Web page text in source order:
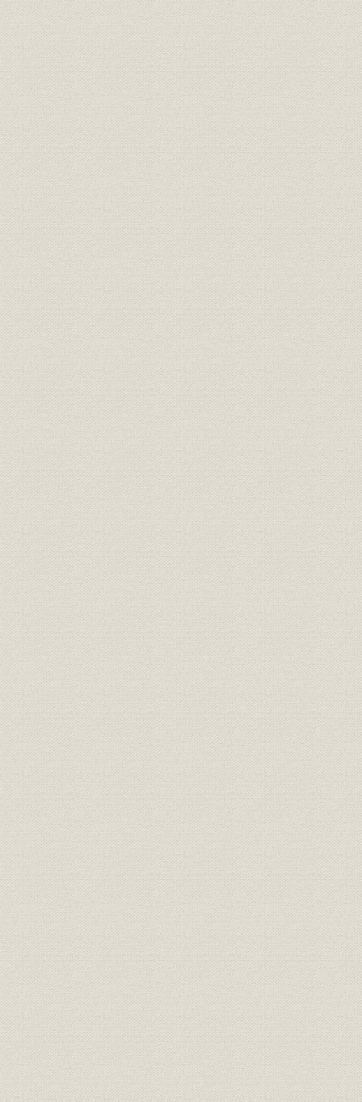
1. 大阪本社に代表室を設置
2. 京滋対策や関西独自のネット対策に力
3. 名古屋支社、新社屋機に飛躍
4. 西部支社も別館稼働で新たな発展
5. 札幌支社 多彩なイベントを展開
第6節 ブランド戦略とグローバルネットワーク
1. NIKKEIで世界に発信
2. 日経ファンを開拓
3. 知的財産権を一元管理
第7節 新社屋プロジェクトが始動
1. 日経グループ飛躍の拠点
2. 都市再生に貢献
第2章 世紀を超えた言論・報道活動
第1節 質量ともに飛躍 日本経済新聞
1. 44・48ページ紙面の誕生とカラー強化
2. 新たな価値創造、世紀超え激動の10年
3. スクープ量産、新聞協会賞も続々
4. 光る連載企画、時代をリード
5. プラス1創刊、週末・週初・夕刊も充実
6. 取材・編集体制さらに充実
第2節 改革をリードした日経の社説
1. クオリティーペーパーにふさわしい安定した社論
2. 徹底した行財政改革を訴える
3. 脱デフレの経済政策を提言
4. 企業経営と市場の改革促す
5. 情報公開、情報開示を促す
6. 司法改革論議を一貫してリード
7. 政権交代可能な政治を目指して
8. 日米同盟と国際協調
9. 春秋
第3節 新しいメディアに向け挑戦する総合企業情報紙 日経産業新聞
1. ネット時代にあわせ紙面刷新、マルチメディア情報を拡充
2. 大型企画で近未来を活写